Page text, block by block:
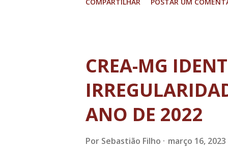
(14/03/2023), sob a
resultante de uma auditoria
encontrou os seguintes
se encontrava consolidada;
COMPARTILHAR POSTAR UM
CREA-MG
ANO DE 2022
Por Sebastião Filho março 16, 2023